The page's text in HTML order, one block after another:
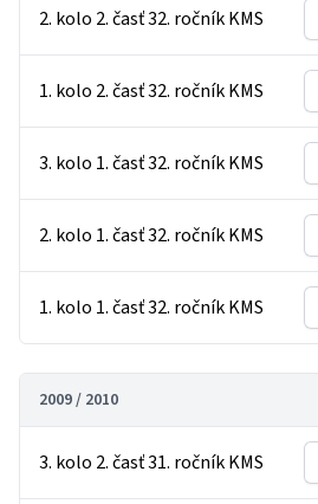
2. kolo 2. časť 32. ročník KMS
1. kolo 2. časť 32. ročník KMS
3. kolo 1. časť 32. ročník KMS
2. kolo 1. časť 32. ročník KMS
1. kolo 1. časť 32. ročník KMS
2009 / 2010
3. kolo 2. časť 31. ročník KMS